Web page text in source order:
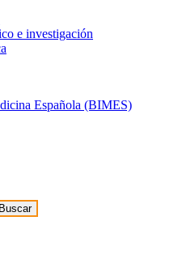
e investigación
Buscar